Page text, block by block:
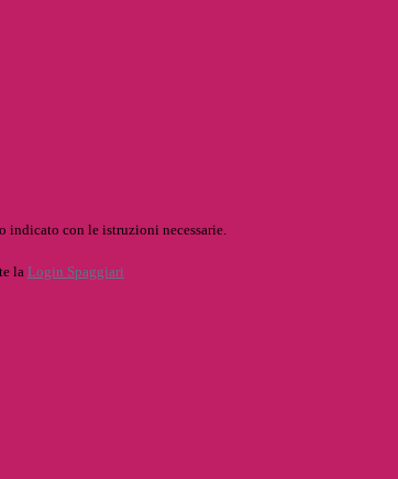
indicato con le istruzioni necessarie.
la Login Spaggiari